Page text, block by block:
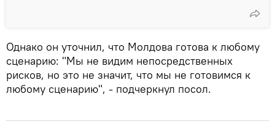
Однако он уточнил, что Молдова готова к любому
сценарию: "Мы не видим непосредственных
рисков, но это не значит, что мы не готовимся к
любому сценарию", - подчеркнул посол.